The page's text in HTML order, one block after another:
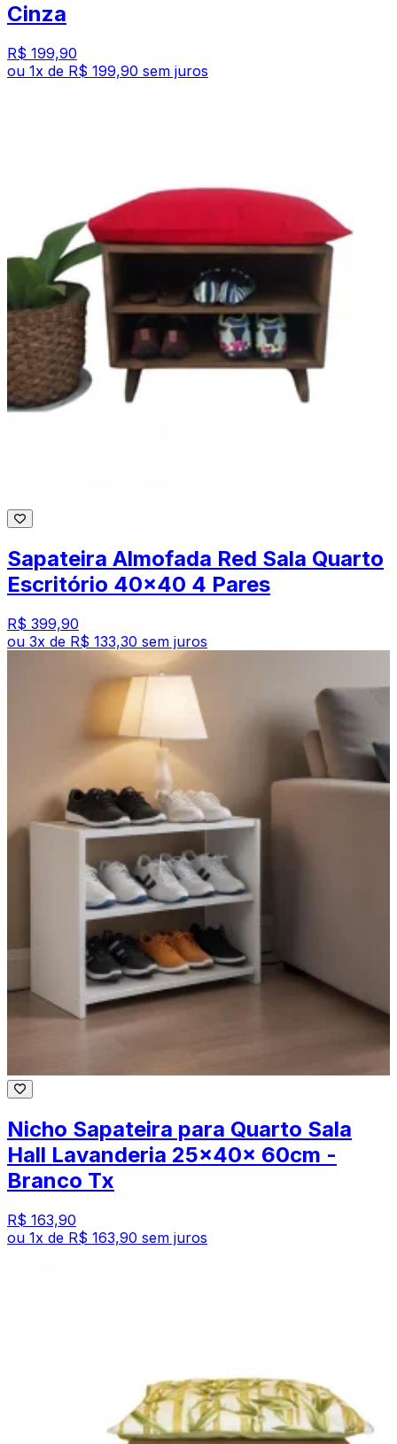
Cinza
R$ 199,90
ou 1x de R$ 199,90 sem juros
Sapateira Almofada Red Sala Quarto
Escritório 40x40 4 Pares
R$ 399,90
ou 3x de R$ 133,30 sem juros
Nicho Sapateira para Quarto Sala
Hall Lavanderia 25x40x 60cm -
Branco Tx
R$ 163,90
ou 1x de R$ 163,90 sem juros